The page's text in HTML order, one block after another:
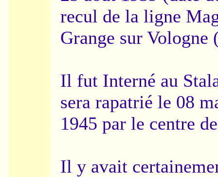
recul de la ligne
Grange sur
Il fut Interné au
sera rapatrié le 08
1945 par le centre
Il y avait